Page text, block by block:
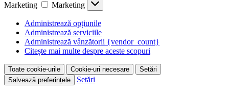
Marketing
Marketing
Administrează opțiunile
Administrează serviciile
Administrează vânzătorii {vendor_count}
Citește mai multe despre aceste scopuri
Toate cookie-urile Cookie-uri necesare
Setări
Salvează preferințele
Setări